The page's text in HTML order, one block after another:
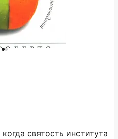
святость института